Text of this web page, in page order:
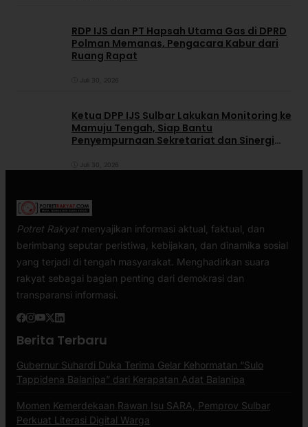
RDP IJS dan PT Hapsah Utama Gas di DPRD
Polman Memanas, Pengacara Kabur dari
Ruang Rapat
Juli 30, 2026
Ketua DPP IJS Sulbar Lakukan Monitoring ke
Mamuju Tengah, Siap Bantu
Penyempurnaan Sekretariat dan Sinergi
Juli 30, 2026
Potret Rakyatmenyajikan informasi aktual, faktual, dan
berimbang seputar peristiwa, kebijakan, dan dinamika sosial
yang terjadi di tengah masyarakat. Menghadirkan suara
rakyat sebagai bagian penting dari demokrasi dan
transparansi informasi.
Berita Terbaru
Gubernur Suhardi Duka Terima Gelar Kehormatan “Sulo
Tappidena Balanipa” dari Kerapatan Adat Balanipa
Momen Kemerdekaan Rawan Isu SARA, Pemprov Sulbar
Perkuat Literasi Digital Warga